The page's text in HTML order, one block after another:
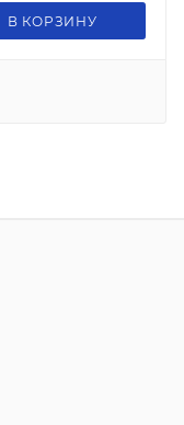
В КОРЗИНУ